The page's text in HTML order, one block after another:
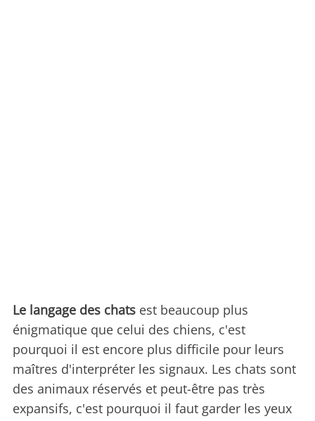
Le langage des chats est beaucoup plus
énigmatique que celui des chiens, c'est
pourquoi il est encore plus difficile pour leurs
maîtres d'interpréter les signaux. Les chats sont
des animaux réservés et peut-être pas très
expansifs, c'est pourquoi il faut garder les yeux